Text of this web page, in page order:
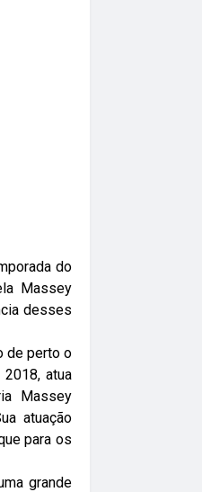
do
Massey
desses
de perto o
atua
Massey
atuação
para os
grande